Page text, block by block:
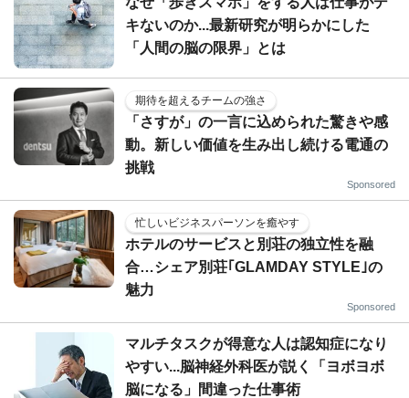
キないのか...最新研究が明らかにした
「人間の脳の限界」とは
期待を超えるチームの強さ
「さすが」の一言に込められた驚きや感
動。新しい価値を生み出し続ける電通の
挑戦
Sponsored
忙しいビジネスパーソンを癒やす
ホテルのサービスと別荘の独立性を融
合…シェア別荘｢GLAMDAY STYLE｣の
魅力
Sponsored
マルチタスクが得意な人は認知症になり
やすい...脳神経外科医が説く「ヨボヨボ
脳になる」間違った仕事術